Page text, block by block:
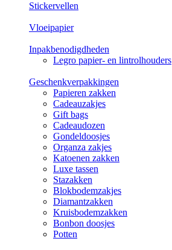
Stickervellen
Vloeipapier
Inpakbenodigdheden
Legro papier- en lintrolhouders
Geschenkverpakkingen
Papieren zakken
Cadeauzakjes
Gift bags
Cadeaudozen
Gondeldoosjes
Organza zakjes
Katoenen zakken
Luxe tassen
Stazakken
Blokbodemzakjes
Diamantzakken
Kruisbodemzakken
Bonbon doosjes
Potten